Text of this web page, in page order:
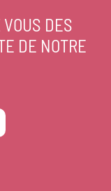
DES
DE NOTRE